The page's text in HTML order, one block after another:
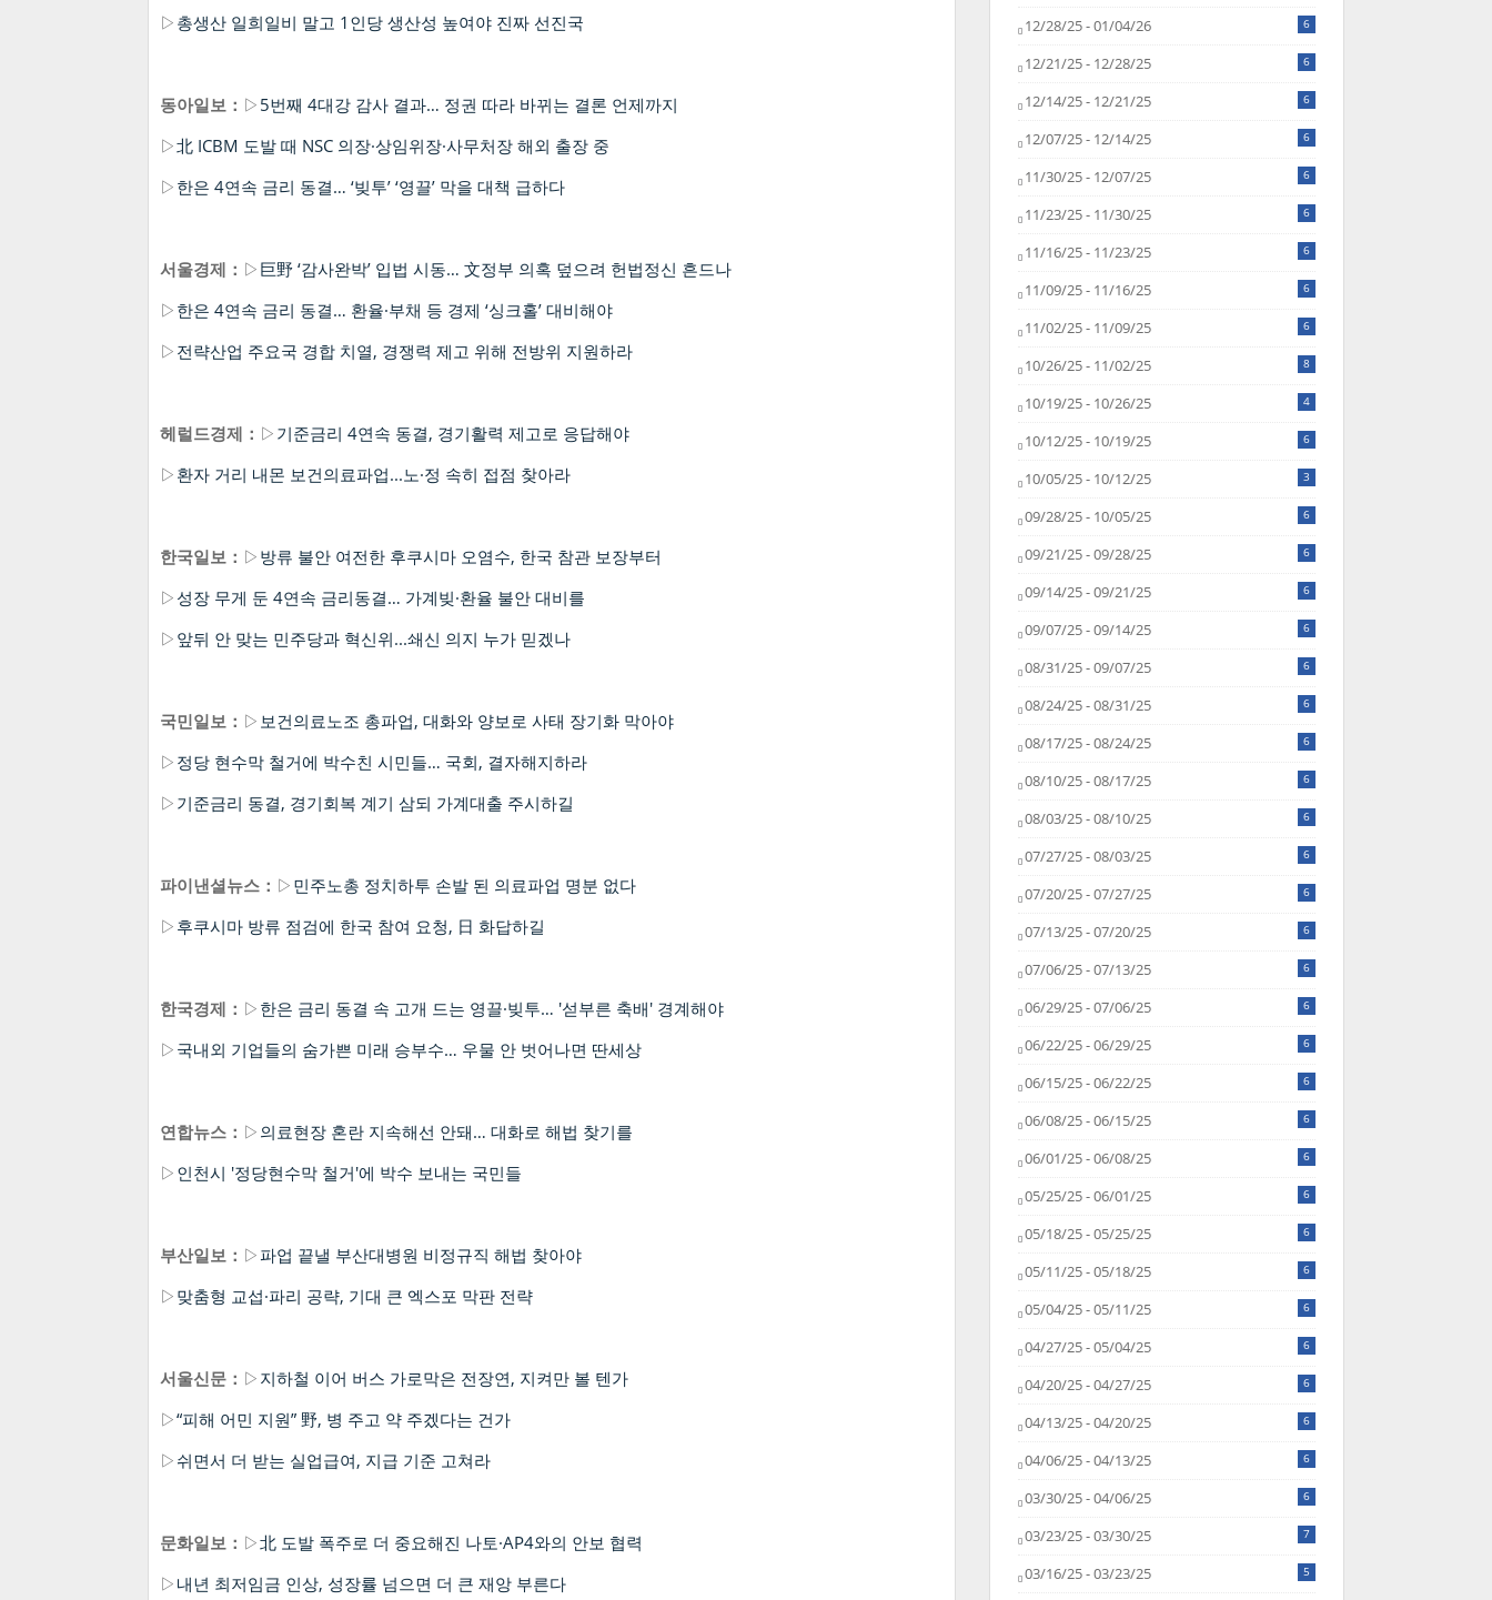
▷ 총생산 일희일비 말고 1인당 생산성 높여야 진짜 선진국
동아일보： ▷ 5번째 4대강 감사 결과… 정권 따라 바뀌는 결론 언제까지
▷北 ICBM 도발 때 NSC 의장·상임위장·사무처장 해외 출장 중
▷ 한은 4연속 금리 동결… ‘빚투’ ‘영끌’ 막을 대책 급하다
서울경제： ▷ 巨野 ‘감사완박’ 입법 시동… 文정부 의혹 덮으려 헌법정신 흔드나
▷ 한은 4연속 금리 동결… 환율·부채 등 경제 ‘싱크홀’ 대비해야
▷ 전략산업 주요국 경합 치열, 경쟁력 제고 위해 전방위 지원하라
헤럴드경제： ▷ 기준금리 4연속 동결, 경기활력 제고로 응답해야
▷ 환자 거리 내몬 보건의료파업...노·정 속히 접점 찾아라
한국일보： ▷ 방류 불안 여전한 후쿠시마 오염수, 한국 참관 보장부터
▷ 성장 무게 둔 4연속 금리동결… 가계빚·환율 불안 대비를
▷ 앞뒤 안 맞는 민주당과 혁신위...쇄신 의지 누가 믿겠나
국민일보： ▷ 보건의료노조 총파업, 대화와 양보로 사태 장기화 막아야
▷ 정당 현수막 철거에 박수친 시민들… 국회, 결자해지하라
▷ 기준금리 동결, 경기회복 계기 삼되 가계대출 주시하길
파이낸셜뉴스： ▷ 민주노총 정치하투 손발 된 의료파업 명분 없다
▷ 후쿠시마 방류 점검에 한국 참여 요청, 日 화답하길
한국경제： ▷ 한은 금리 동결 속 고개 드는 영끌·빚투… '섣부른 축배' 경계해야
▷ 국내외 기업들의 숨가쁜 미래 승부수… 우물 안 벗어나면 딴세상
연합뉴스： ▷ 의료현장 혼란 지속해선 안돼… 대화로 해법 찾기를
▷ 인천시 '정당현수막 철거'에 박수 보내는 국민들
부산일보： ▷ 파업 끝낼 부산대병원 비정규직 해법 찾아야
▷ 맞춤형 교섭·파리 공략, 기대 큰 엑스포 막판 전략
서울신문： ▷ 지하철 이어 버스 가로막은 전장연, 지켜만 볼 텐가
▷“피해 어민 지원” 野, 병 주고 약 주겠다는 건가
▷ 쉬면서 더 받는 실업급여, 지급 기준 고쳐라
문화일보： ▷北 도발 폭주로 더 중요해진 나토·AP4와의 안보 협력
▷ 내년 최저임금 인상, 성장률 넘으면 더 큰 재앙 부른다
12/28/25 - 01/04/26 6
12/21/25 - 12/28/25 6
12/14/25 - 12/21/25 6
12/07/25 - 12/14/25 6
11/30/25 - 12/07/25 6
11/23/25 - 11/30/25 6
11/16/25 - 11/23/25 6
11/09/25 - 11/16/25 6
11/02/25 - 11/09/25 6
10/26/25 - 11/02/25 8
10/19/25 - 10/26/25 4
10/12/25 - 10/19/25 6
10/05/25 - 10/12/25 3
09/28/25 - 10/05/25 6
09/21/25 - 09/28/25 6
09/14/25 - 09/21/25 6
09/07/25 - 09/14/25 6
08/31/25 - 09/07/25 6
08/24/25 - 08/31/25 6
08/17/25 - 08/24/25 6
08/10/25 - 08/17/25 6
08/03/25 - 08/10/25 6
07/27/25 - 08/03/25 6
07/20/25 - 07/27/25 6
07/13/25 - 07/20/25 6
07/06/25 - 07/13/25 6
06/29/25 - 07/06/25 6
06/22/25 - 06/29/25 6
06/15/25 - 06/22/25 6
06/08/25 - 06/15/25 6
06/01/25 - 06/08/25 6
05/25/25 - 06/01/25 6
05/18/25 - 05/25/25 6
05/11/25 - 05/18/25 6
05/04/25 - 05/11/25 6
04/27/25 - 05/04/25 6
04/20/25 - 04/27/25 6
04/13/25 - 04/20/25 6
04/06/25 - 04/13/25 6
03/30/25 - 04/06/25 6
03/23/25 - 03/30/25 7
03/16/25 - 03/23/25 5